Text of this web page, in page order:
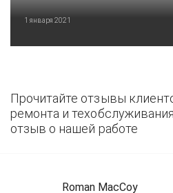
1 января 2021
Прочитайте отзывы
ремонта и
отзыв о нашей работе
Roman MacCoy